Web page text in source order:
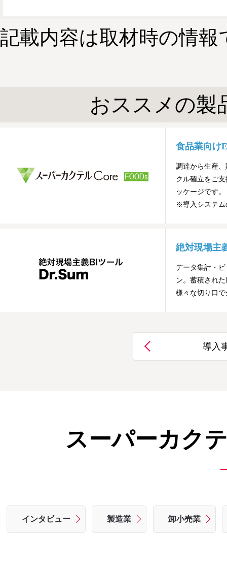
記載内容は取材時の情報
おススメの製
食品業向け
調達から生産
クル確立をご
ッケージです。
※導入システム
絶対現場主
データ集計・
ン。蓄積され
様々な切り口
導入
スーパーカク
インタビュー 製造業 卸小売業